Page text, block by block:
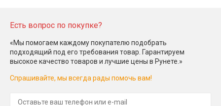
Есть вопрос по покупке?
«Мы помогаем каждому покупателю подобрать
подходящий под его требования товар. Гарантируем
высокое качество товаров и лучшие цены в Рунете.»
Спрашивайте, мы всегда рады помочь вам!